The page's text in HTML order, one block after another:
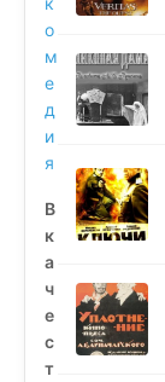
о
м
е
д
и
я
В
к
а
ч
е
с
т